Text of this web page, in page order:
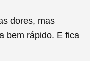
dores, mas
bem rápido. E fica